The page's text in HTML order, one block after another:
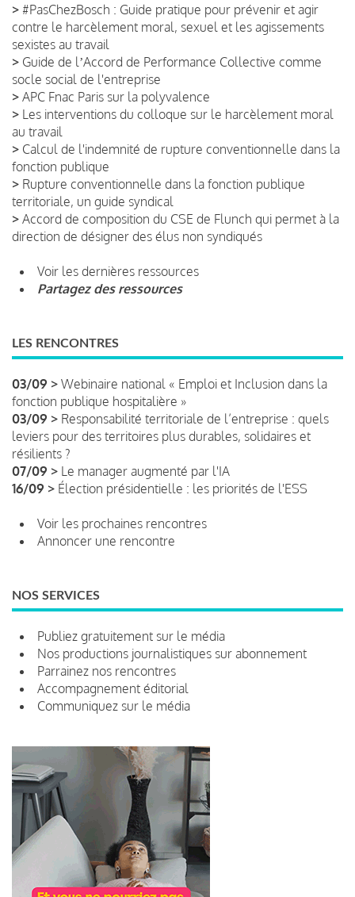
> #PasChezBosch : Guide pratique pour prévenir et agir
contre le harcèlement moral, sexuel et les agissements
sexistes au travail
> Guide de lʼAccord de Performance Collective comme
socle social de l'entreprise
> APC Fnac Paris sur la polyvalence
> Les interventions du colloque sur le harcèlement moral
au travail
> Calcul de l'indemnité de rupture conventionnelle dans la
fonction publique
> Rupture conventionnelle dans la fonction publique
territoriale, un guide syndical
> Accord de composition du CSE de Flunch qui permet à la
direction de désigner des élus non syndiqués
Voir les dernières ressources
Partagez des ressources
LES RENCONTRES
03/09 > Webinaire national « Emploi et Inclusion dans la
fonction publique hospitalière »
03/09 > Responsabilité territoriale de l’entreprise : quels
leviers pour des territoires plus durables, solidaires et
résilients ?
07/09 > Le manager augmenté par l'IA
16/09 > Élection présidentielle : les priorités de l'ESS
Voir les prochaines rencontres
Annoncer une rencontre
NOS SERVICES
Publiez gratuitement sur le média
Nos productions journalistiques sur abonnement
Parrainez nos rencontres
Accompagnement éditorial
Communiquez sur le média